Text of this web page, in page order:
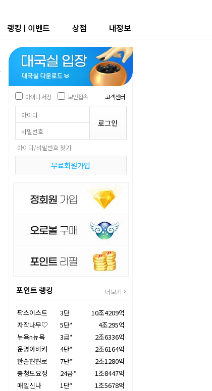
랭킹 | 이벤트 상점 내정보
아이디 저장 보안접속 고객센터
아이디/비밀번호 찾기
무료회원가입
포인트 랭킹 더보기
팍스이스트 3단
10조4209억
자작나무♡
5단*
4조295억
뉴욕n뉴욕
3급*
2조6336억
운명아비켜
4단*
2조6164억
한솔현현로
7단*
2조1280억
충청도요정
24급*
1조8447억
매일신나
1단*
1조5678억